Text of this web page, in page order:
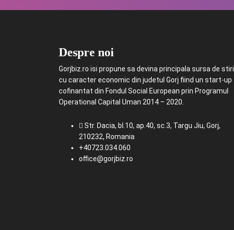
Despre noi
Gorjbiz.ro isi propune sa devina principala sursa de stiri
cu caracter economic din judetul Gorj fiind un start-up
cofinantat din Fondul Social European prin Programul
Operational Capital Uman 2014 – 2020.
Str. Dacia, bl.10, ap.40, sc.3, Targu Jiu, Gorj,
210232, Romania
+40723.034.060
office@gorjbiz.ro